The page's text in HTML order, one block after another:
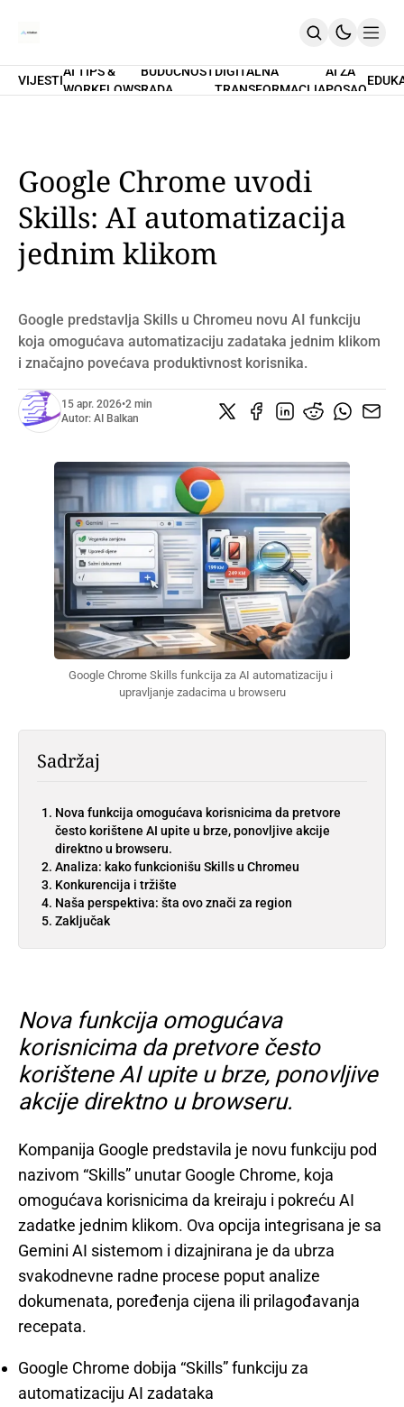
Home
PRETPLATI SE
VIJESTI
AI TIPS &
WORKFLOWS
BUDUĆNOST
RADA
DIGITALNA
TRANSFORMACIJA
AI ZA
POSAO
Google Chrome uvodi
Skills: AI automatizacija
jednim klikom
Google predstavlja Skills u Chromeu novu AI funkciju
koja omogućava automatizaciju zadataka jednim klikom
i značajno povećava produktivnost korisnika.
15 apr. 2026•2 min
Autor: AI Balkan
Google Chrome Skills funkcija za AI automatizaciju i
upravljanje zadacima u browseru
Sadržaj
Nova funkcija omogućava korisnicima da pretvore
često korištene AI upite u brze, ponovljive akcije
direktno u browseru.
Analiza: kako funkcionišu Skills u Chromeu
Konkurencija i tržište
Naša perspektiva: šta ovo znači za region
Zaključak
Nova funkcija omogućava
korisnicima da pretvore često
korištene AI upite u brze, ponovljive
akcije direktno u browseru.
Kompanija Google predstavila je novu funkciju pod
nazivom “Skills” unutar Google Chrome, koja
omogućava korisnicima da kreiraju i pokreću AI
zadatke jednim klikom. Ova opcija integrisana je sa
Gemini AI sistemom i dizajnirana je da ubrza
svakodnevne radne procese poput analize
dokumenata, poređenja cijena ili prilagođavanja
recepata.
Google Chrome dobija “Skills” funkciju za
automatizaciju AI zadataka